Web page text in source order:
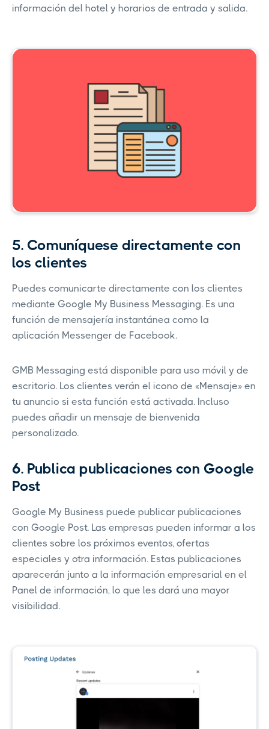
información del hotel y horarios de entrada y salida.
5. Comuníquese directamente con
los clientes
Puedes comunicarte directamente con los clientes
mediante Google My Business Messaging. Es una
función de mensajería instantánea como la
aplicación Messenger de Facebook.
GMB Messaging está disponible para uso móvil y de
escritorio. Los clientes verán el icono de «Mensaje» en
tu anuncio si esta función está activada. Incluso
puedes añadir un mensaje de bienvenida
personalizado.
6. Publica publicaciones con Google
Post
Google My Business puede publicar publicaciones
con Google Post. Las empresas pueden informar a los
clientes sobre los próximos eventos, ofertas
especiales y otra información. Estas publicaciones
aparecerán junto a la información empresarial en el
Panel de información, lo que les dará una mayor
visibilidad.